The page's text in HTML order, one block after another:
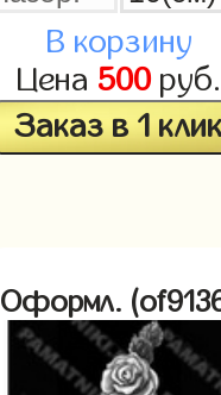
В корзину
Цена 500руб.
Заказ в 1
Оформл.